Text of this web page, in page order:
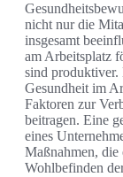
nicht nur die
insgesamt
am Arbeitsplatz
sind produktiver.
Gesundheit im
Faktoren zur
beitragen. Eine
eines
Maßnahmen,
Wohlbefinden